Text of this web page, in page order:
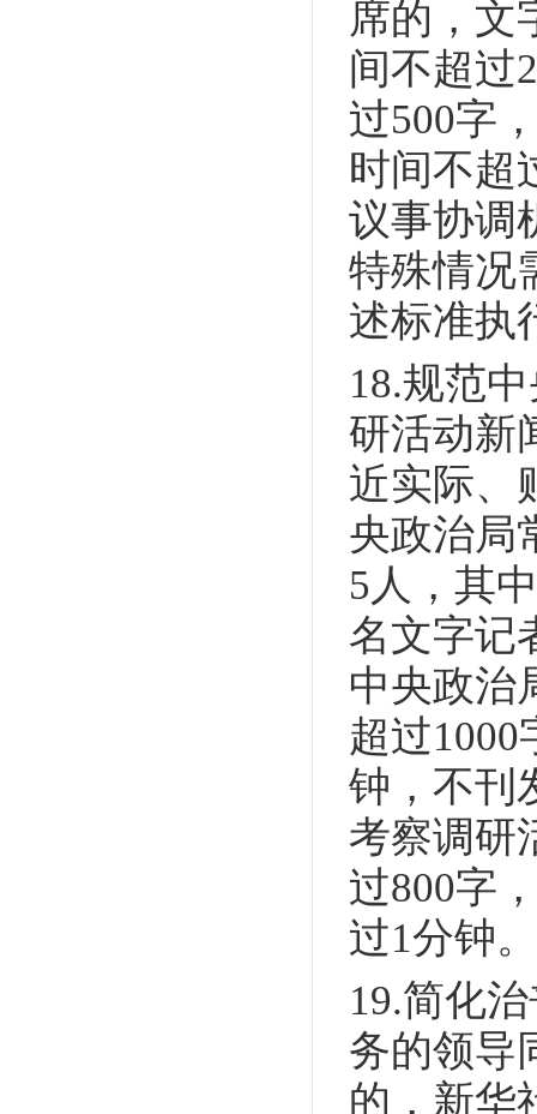
席的，文
间不超过
过500字
时间不超
议事协调
特殊情况
述标准执
18.规范
研活动新
近实际、
央政治局
5人，其
名文字记
中央政治
超过
钟，不刊
考察调研
过800字
过1分钟。
19.简化
务的领导
的，新华